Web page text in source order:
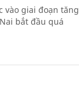
vào giai đoạn tăng
bắt đầu quá